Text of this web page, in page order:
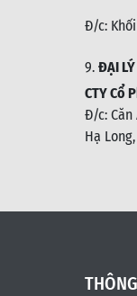
Đ/c:
9. ĐẠI LÝ
CTY Cổ
Đ/c: Căn
Hạ